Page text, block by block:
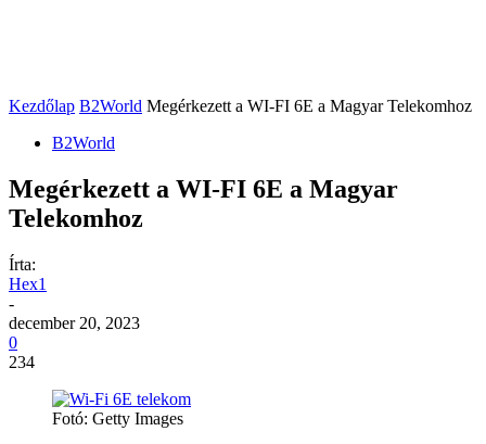
Kezdőlap B2World Megérkezett a WI-FI 6E a Magyar Telekomhoz
B2World
Megérkezett a WI-FI 6E a Magyar
Telekomhoz
Írta:
Hex1
-
december 20, 2023
0
234
Fotó: Getty Images